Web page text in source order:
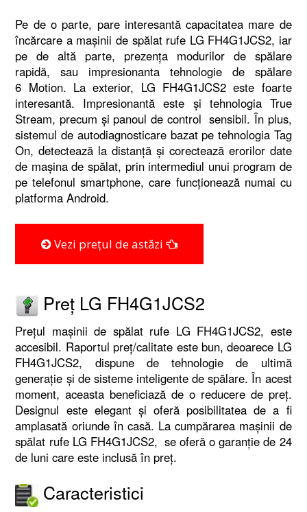
Pe de o parte, pare interesantă capacitatea mare de
încărcare a mașinii de spălat rufe LG FH4G1JCS2, iar
pe de altă parte, prezența modurilor de spălare
rapidă, sau impresionanta tehnologie de spălare
6 Motion. La exterior, LG FH4G1JCS2 este foarte
interesantă. Impresionantă este și tehnologia True
Stream, precum și panoul de control sensibil. În plus,
sistemul de autodiagnosticare bazat pe tehnologia Tag
On, detectează la distanță și corectează erorilor date
de mașina de spălat, prin intermediul unui program de
pe telefonul smartphone, care funcționează numai cu
platforma Android.
Vezi prețul de astăzi
Preț LG FH4G1JCS2
Prețul mașinii de spălat rufe LG FH4G1JCS2, este
accesibil. Raportul preț/calitate este bun, deoarece LG
FH4G1JCS2, dispune de tehnologie de ultimă
generație și de sisteme inteligente de spălare. În acest
moment, aceasta beneficiază de o reducere de preț.
Designul este elegant și oferă posibilitatea de a fi
amplasată oriunde în casă. La cumpărarea mașinii de
spălat rufe LG FH4G1JCS2, se oferă o garanție de 24
de luni care este inclusă în preț.
Caracteristici